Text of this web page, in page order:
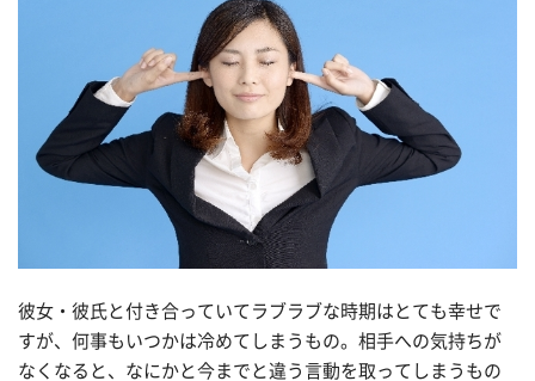
彼女・彼氏と付き合っていてラブラブな時期はとても幸せで
すが、何事もいつかは冷めてしまうもの。相手への気持ちが
なくなると、なにかと今までと違う言動を取ってしまうもの